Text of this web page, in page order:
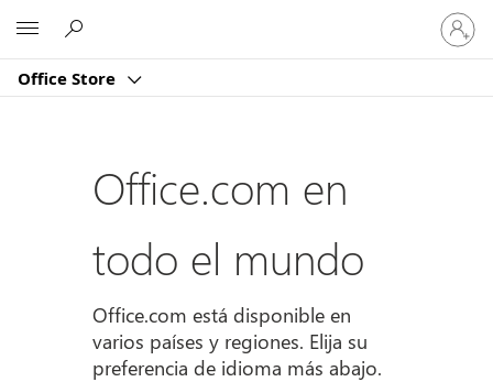
Office Store
Iniciar
sesión
en
cuenta
Office.com en
todo el mundo
Office.com está disponible en
varios países y regiones. Elija su
preferencia de idioma más abajo.